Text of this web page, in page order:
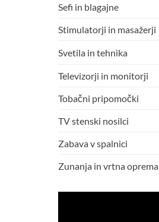
Sefi in blagajne
Stimulatorji in masažerji
Svetila in tehnika
Televizorji in monitorji
Tobačni pripomočki
TV stenski nosilci
Zabava v spalnici
Zunanja in vrtna oprema